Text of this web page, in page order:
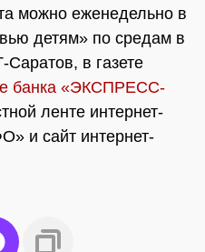
можно еженедельно в
детям» по средам в
в газете
банка «ЭКСПРЕСС-
ленте интернет-
и сайт интернет-